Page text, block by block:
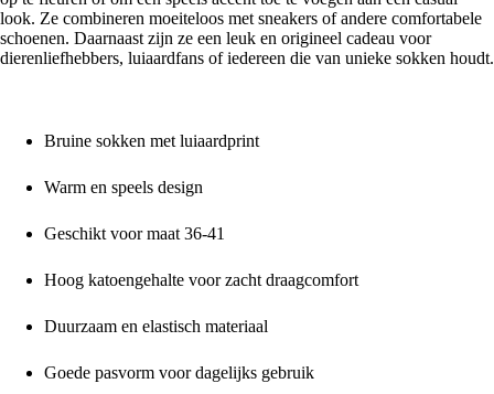
look. Ze combineren moeiteloos met sneakers of andere comfortabele
schoenen. Daarnaast zijn ze een leuk en origineel cadeau voor
dierenliefhebbers, luiaardfans of iedereen die van unieke sokken houdt.
Bruine sokken met luiaardprint
Warm en speels design
Geschikt voor maat 36-41
Hoog katoengehalte voor zacht draagcomfort
Duurzaam en elastisch materiaal
Goede pasvorm voor dagelijks gebruik